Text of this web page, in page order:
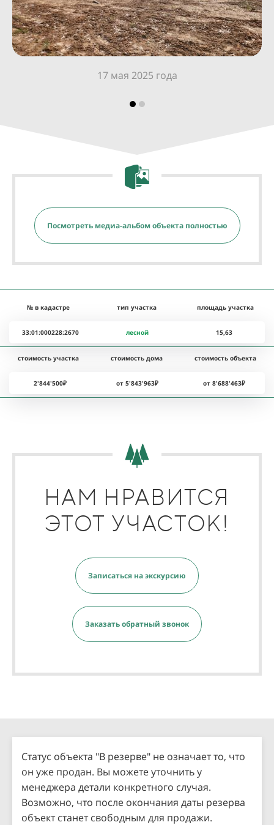
17 мая 2025 года
Посмотреть медиа-альбом объекта полностью
№ в кадастре тип участка площадь участка
33:01:000228:2670 лесной 15,63
стоимость участка стоимость дома стоимость объекта
2'844'500₽ от 5'843'963₽ от 8'688'463₽
НАМ НРАВИТСЯ
ЭТОТ УЧАСТОК!
Записаться на экскурсию
Заказать обратный звонок
Статус объекта "В резерве" не означает то, что
он уже продан. Вы можете уточнить у
менеджера детали конкретного случая.
Возможно, что после окончания даты резерва
объект станет свободным для продажи.